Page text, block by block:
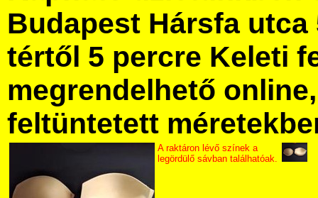
Budapest Hársfa utca
tértől 5 percre Keleti
megrendelhető
feltüntetett
A raktáron lévő színek a
legördülő sávban találhatóak.